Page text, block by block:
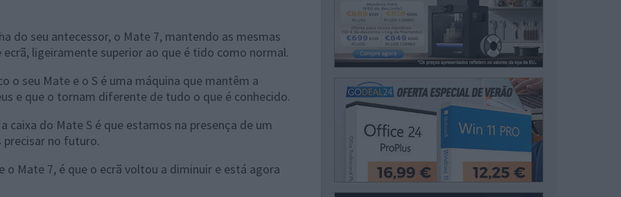
do seu antecessor, o Mate 7, mantendo as mesmas
ligeiramente superior ao que é tido como normal.
o seu Mate e o S é uma máquina que mantêm a
e que o tornam diferente de tudo o que é conhecido.
caixa do Mate S é que estamos na presença de um
no futuro.
o Mate 7, é que o ecrã voltou a diminuir e está agora